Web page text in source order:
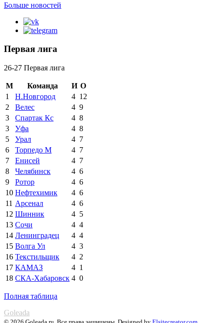
Больше новостей
Первая лига
26-27 Первая лига
М Команда И О
1
Н.Новгород 4 12
2
Велес 4 9
3
Спартак Кс 4 8
3
Уфа 4 8
5
Урал 4 7
6
Торпедо М 4 7
7
Енисей 4 7
8
Челябинск 4 6
9
Ротор 4 6
10 Нефтехимик 4 6
11 Арсенал 4 6
12 Шинник 4 5
13 Сочи 4 4
14 Ленинградец 4 4
15 Волга Ул 4 3
16 Текстильщик 4 2
17 КАМАЗ 4 1
18 СКА-Хабаровск 4 0
Полная таблица
Goleada